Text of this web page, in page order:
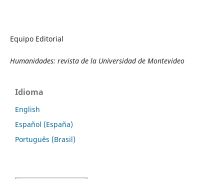
Equipo Editorial
Humanidades: revista de la Universidad de Montevideo
Idioma
English
Español (España)
Português (Brasil)